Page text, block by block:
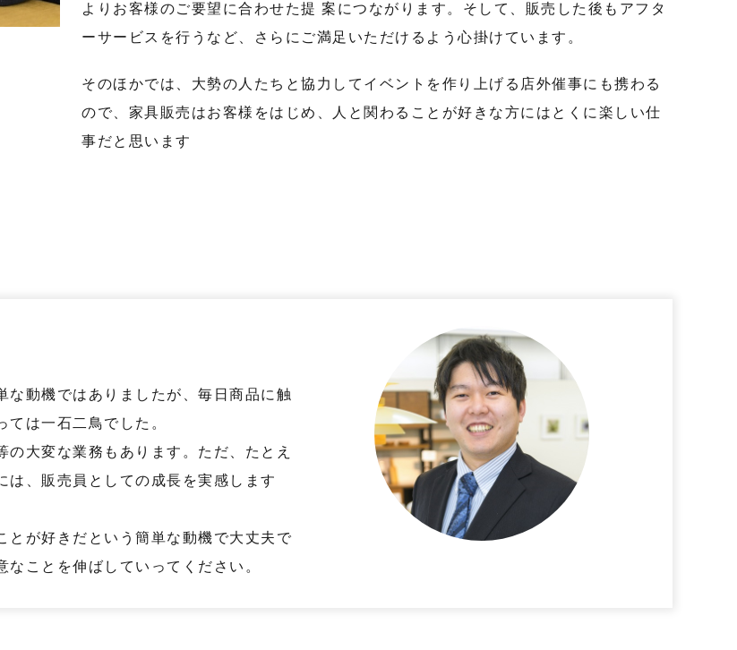
よりお客様のご要望に合わせた提 案につながります。そして、販売した後もアフタ
ーサービスを行うなど、さらにご満足いただけるよう心掛けています。
そのほかでは、大勢の人たちと協力してイベントを作り上げる店外催事にも携わる
ので、家具販売はお客様をはじめ、人と関わることが好きな方にはとくに楽しい仕
事だと思います
動機ではありましたが、毎日商品に触
は一石二鳥でした。
大変な業務もあります。ただ、たとえ
は、販売員としての成長を実感します
とが好きだという簡単な動機で大丈夫で
ことを伸ばしていってください。